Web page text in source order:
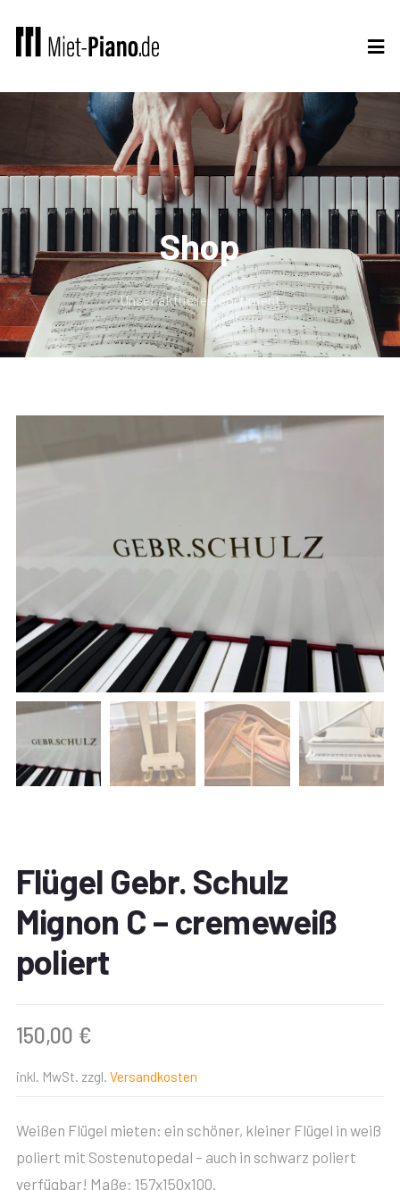
Shop
Unser aktuelles Sortiment
Flügel Gebr. Schulz
Mignon C – cremeweiß
poliert
150,00 €
inkl. MwSt. zzgl. Versandkosten
Weißen Flügel mieten: ein schöner, kleiner Flügel in weiß
poliert mit Sostenutopedal – auch in schwarz poliert
verfügbar! Maße: 157x150x100.